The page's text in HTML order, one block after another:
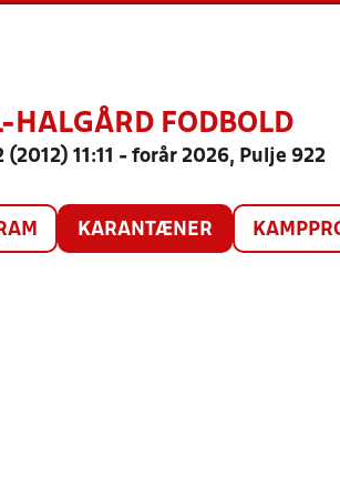
HALGÅRD FODBOLD
(2012) 11:11 - forår 2026, Pulje 922
KARANTÆNER